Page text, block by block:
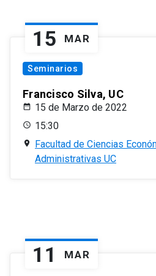
15 MAR
Seminarios
Francisco Silva, UC
15 de Marzo de 2022
15:30
Facultad de Ciencias
Administrativas UC
11 MAR